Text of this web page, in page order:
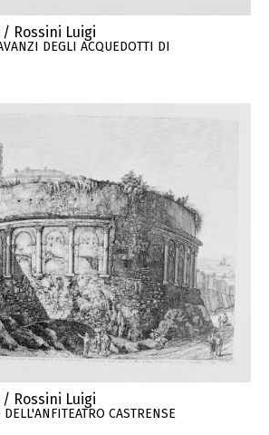
Rossini Luigi
DEGLI ACQUEDOTTI DI
Rossini Luigi
CASTRENSE